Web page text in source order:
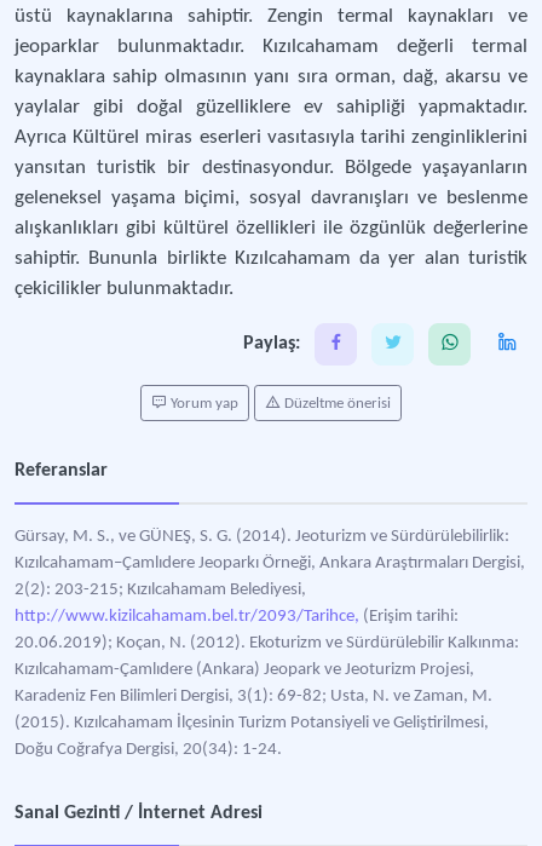
üstü kaynaklarına sahiptir. Zengin termal kaynakları ve
jeoparklar bulunmaktadır. Kızılcahamam değerli termal
kaynaklara sahip olmasının yanı sıra orman, dağ, akarsu ve
yaylalar gibi doğal güzelliklere ev sahipliği yapmaktadır.
Ayrıca Kültürel miras eserleri vasıtasıyla tarihi zenginliklerini
yansıtan turistik bir destinasyondur. Bölgede yaşayanların
geleneksel yaşama biçimi, sosyal davranışları ve beslenme
alışkanlıkları gibi kültürel özellikleri ile özgünlük değerlerine
sahiptir. Bununla birlikte Kızılcahamam da yer alan turistik
çekicilikler bulunmaktadır.
Paylaş:
Yorum yap Düzeltme önerisi
Referanslar
Gürsay, M. S., ve GÜNEŞ, S. G. (2014). Jeoturizm ve Sürdürülebilirlik:
Kızılcahamam–Çamlıdere Jeoparkı Örneği, Ankara Araştırmaları Dergisi,
2(2): 203-215; Kızılcahamam Belediyesi,
http://www.kizilcahamam.bel.tr/2093/Tarihce, (Erişim tarihi:
20.06.2019); Koçan, N. (2012). Ekoturizm ve Sürdürülebilir Kalkınma:
Kızılcahamam-Çamlıdere (Ankara) Jeopark ve Jeoturizm Projesi,
Karadeniz Fen Bilimleri Dergisi, 3(1): 69-82; Usta, N. ve Zaman, M.
(2015). Kızılcahamam İlçesinin Turizm Potansiyeli ve Geliştirilmesi,
Doğu Coğrafya Dergisi, 20(34): 1-24.
Sanal Gezinti / İnternet Adresi